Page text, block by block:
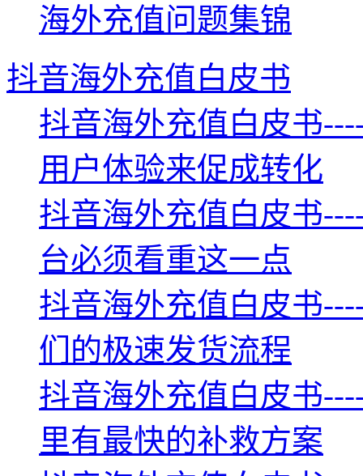
海外充值问题集锦
抖音海外充值白皮书
抖音海外充值白皮书
用户体验来促成转化
抖音海外充值白皮书
台必须看重这一点
抖音海外充值白皮书
们的极速发货流程
抖音海外充值白皮书
里有最快的补救方案